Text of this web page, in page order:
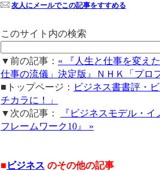
友人にメールでこの記事をすすめる
このサイト内の検索
▼前の記事： « 『人生と仕事を変え
仕事の流儀」決定版』ＮＨＫ「プロ
■トップページ： ビジネス書書評・
チカラに！」
▼次の記事：
『ビジネスモデル・
フレームワーク10』 »
■ ビジネス のその他の記事